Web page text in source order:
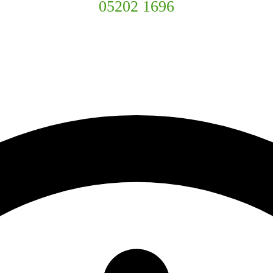
05202 1696